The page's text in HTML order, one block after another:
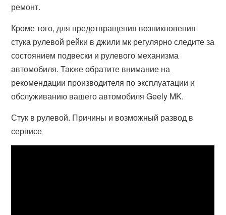
ремонт.
Кроме того, для предотвращения возникновения
стука рулевой рейки в джили мк регулярно следите за
состоянием подвески и рулевого механизма
автомобиля. Также обратите внимание на
рекомендации производителя по эксплуатации и
обслуживанию вашего автомобиля Geely MK.
Стук в рулевой. Причины и возможный развод в
сервисе